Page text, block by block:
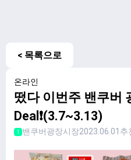
< 목록으로
온라인
떴다 이번주 밴쿠버
Deal❗️(3.7~3.13)
1 밴쿠버광장시장2023.06.01 추